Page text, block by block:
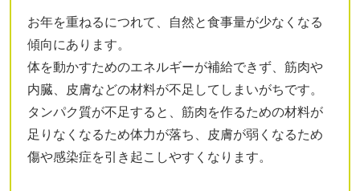
お年を重ねるにつれて、自然と食事量が少なくなる
傾向にあります。
体を動かすためのエネルギーが補給できず、筋肉や
内臓、皮膚などの材料が不足してしまいがちです。
タンパク質が不足すると、筋肉を作るための材料が
足りなくなるため体力が落ち、皮膚が弱くなるため
傷や感染症を引き起こしやすくなります。